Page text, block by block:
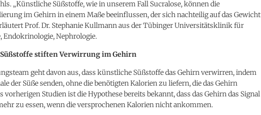
„Künstliche Süßstoffe, wie in unserem Fall Sucralose, können die
im Gehirn in einem Maße beeinflussen, der sich nachteilig auf das Gewicht
Prof. Dr. Stephanie Kullmann aus der Tübinger Universitätsklinik für
Endokrinologie, Nephrologie.
stiften Verwirrung im Gehirn
geht davon aus, dass künstliche Süßstoffe das Gehirn verwirren, indem
der Süße senden, ohne die benötigten Kalorien zu liefern, die das Gehirn
vorherigen Studien ist die Hypothese bereits bekannt, dass das Gehirn das Signal
zu essen, wenn die versprochenen Kalorien nicht ankommen.